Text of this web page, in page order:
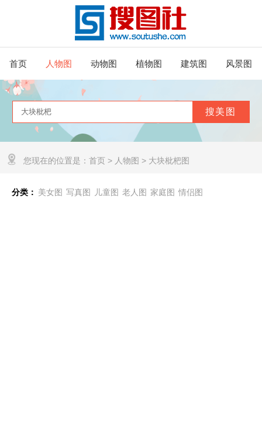
首页 人物图 动物图 植物图 建筑图 风景图
您现在的位置是： 首页 > 人物图 > 大块枇杷图
分类： 美女图 写真图 儿童图 老人图 家庭图 情侣图